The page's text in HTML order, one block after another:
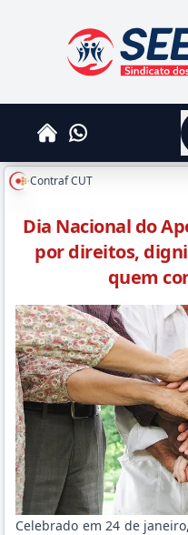
SEEBPPMS -
HomeWhatsapp
Contraf CUT
Dia Nacional do
por direitos,
quem
Celebrado em 24 de